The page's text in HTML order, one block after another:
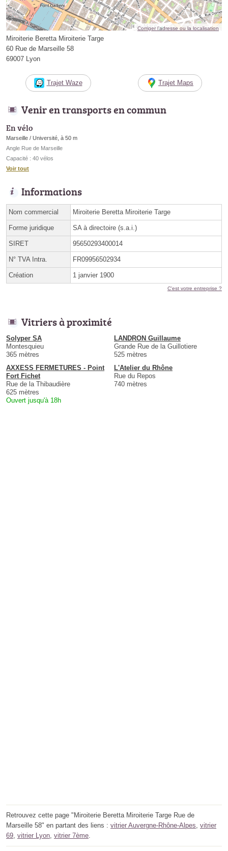
Corriger l’adresse ou la localisation
Miroiterie Beretta Miroiterie Targe
60 Rue de Marseille 58
69007 Lyon
Trajet Waze Trajet Maps
Venir en transports en commun
En vélo
Marseille / Université, à 50 m
Angle Rue de Marseille
Capacité : 40 vélos
Voir tout
Informations
Nom commercial Miroiterie Beretta Miroiterie Targe
Forme juridique SA à directoire (s.a.i.)
SIRET 95650293400014
N° TVA Intra. FR09956502934
Création 1 janvier 1900
C'est votre entreprise ?
Vitriers à proximité
Solyper SA
Montesquieu
365 mètres
LANDRON Guillaume
Grande Rue de la Guillotiere
525 mètres
AXXESS FERMETURES - Point
Fort Fichet
Rue de la Thibaudière
625 mètres
Ouvert jusqu'à 18h
L'Atelier du Rhône
Rue du Repos
740 mètres
Retrouvez cette page "Miroiterie Beretta Miroiterie Targe Rue de
Marseille 58" en partant des liens : vitrier Auvergne-Rhône-Alpes, vitrier
69, vitrier Lyon, vitrier 7ème.